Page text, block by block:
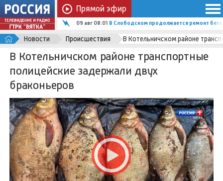
Прямой эфир
09 авг 08:01 В Слободском продолжается ремонт
Новости Происшествия В Котельничском районе
В Котельничском районе транспортные
полицейские задержали двух
браконьеров